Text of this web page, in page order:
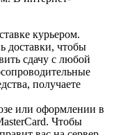
курьером.
доставки, чтобы
сдачу с любой
получаете
или оформлении в
Чтобы